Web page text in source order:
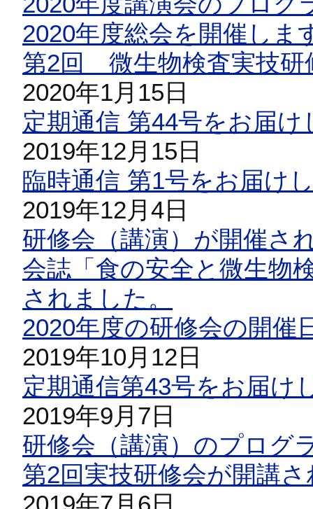
2020年度総会を開催しま
第2回 微生物検査実技研
2020年1月15日
定期通信 第44号をお届け
2019年12月15日
臨時通信 第1号をお届け
2019年12月4日
研修会（講演）が開催さ
会誌「食の安全と微生物
されました。
2020年度の研修会の開催
2019年10月12日
定期通信第43号をお届け
2019年9月7日
研修会（講演）のプログ
第2回実技研修会が開講